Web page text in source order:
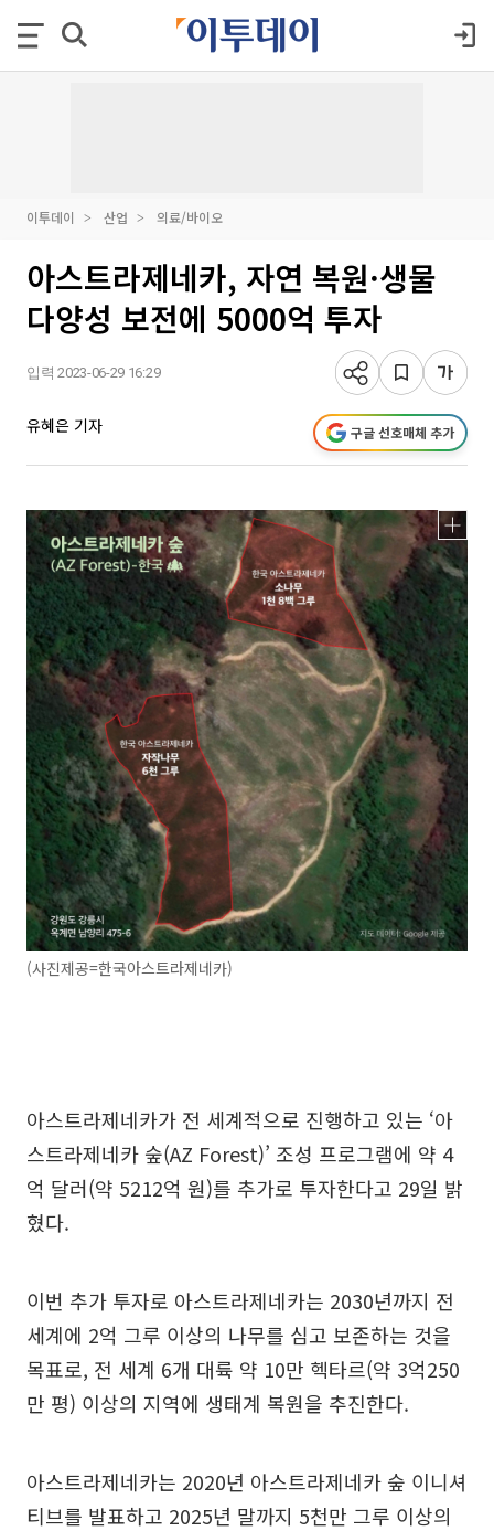
이투데이 산업 의료/바이오
아스트라제네카, 자연 복원·생물
다양성 보전에 5000억 투자
입력 2023-06-29 16:29
유혜은 기자 구글 선호매체 추가
(사진제공=한국아스트라제네카)
아스트라제네카가 전 세계적으로 진행하고 있는 ‘아
스트라제네카 숲(AZ Forest)’ 조성 프로그램에 약 4
억 달러(약 5212억 원)를 추가로 투자한다고 29일 밝
혔다.
이번 추가 투자로 아스트라제네카는 2030년까지 전
세계에 2억 그루 이상의 나무를 심고 보존하는 것을
목표로, 전 세계 6개 대륙 약 10만 헥타르(약 3억250
만 평) 이상의 지역에 생태계 복원을 추진한다.
아스트라제네카는 2020년 아스트라제네카 숲 이니셔
티브를 발표하고 2025년 말까지 5천만 그루 이상의